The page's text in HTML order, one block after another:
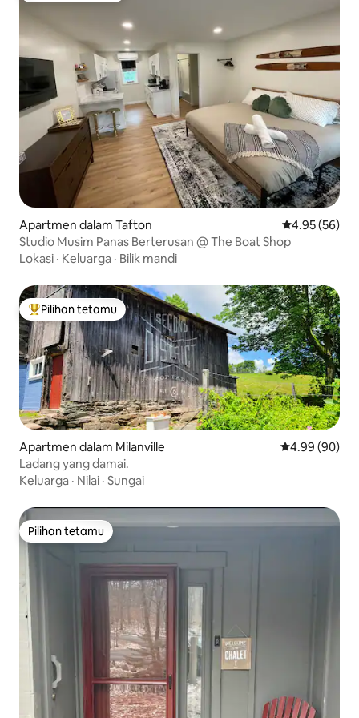
Apartmen dalam Tafton Penarafan
4.95 (56)
Studio Musim Panas Berterusan @ The Boat Shop
Lokasi · Keluarga · Bilik mandi
Pilihan utama tetamu
Pilihan tetamu
Apartmen dalam Milanville Penarafan
4.99 (90)
Ladang yang damai.
Keluarga · Nilai · Sungai
Pilihan tetamu
Pilihan tetamu